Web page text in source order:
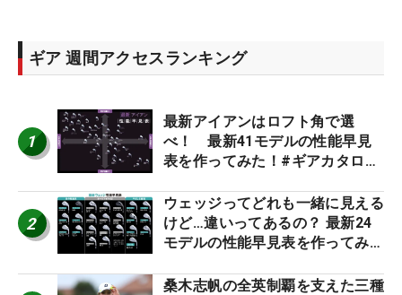
ギア 週間アクセスランキング
1
最新アイアンはロフト角で選
べ！ 最新41モデルの性能早見
表を作ってみた！#ギアカタログ
2
ウェッジってどれも一緒に見える
けど…違いってあるの？ 最新24
モデルの性能早見表を作ってみ
桑木志帆の全英制覇を支えた三種